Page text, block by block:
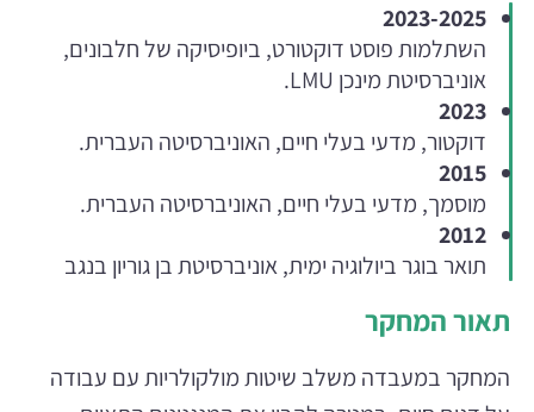
2023-2025
השתלמות פוסט דוקטורט, ביופיסיקה של חלבונים,
אוניברסיטת מינכן LMU.
2023
דוקטור, מדעי בעלי חיים, האוניברסיטה העברית.
2015
מוסמך, מדעי בעלי חיים, האוניברסיטה העברית.
2012
תואר בוגר ביולוגיה ימית, אוניברסיטת בן גוריון בנגב
תאור המחקר
המחקר במעבדה משלב שיטות מולקולריות עם עבודה